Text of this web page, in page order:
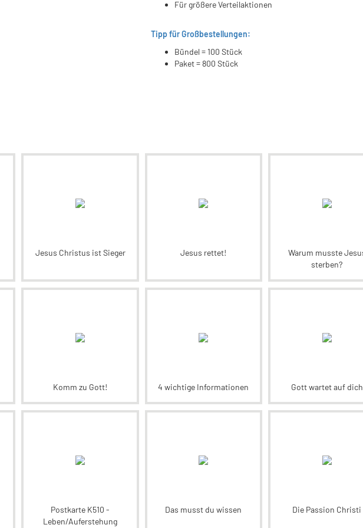
Für größere Verteilaktionen
Tipp für Großbestellungen:
Bündel = 100 Stück
Paket = 800 Stück
Jesus Christus ist Sieger Jesus rettet!
Warum musste
sterben?
Komm zu Gott! 4 wichtige Informationen Gott wartet auf dich
Postkarte K510 -
Leben/Auferstehung
Das musst du wissen Die Passion Christi